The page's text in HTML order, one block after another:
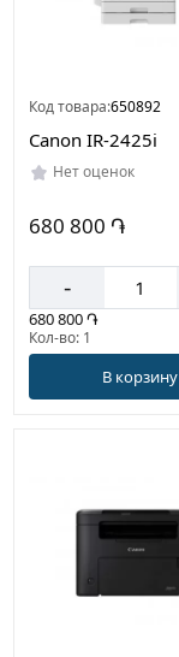
Код товара:650892
Canon IR-2425i
Нет оценок
680 800 ֏
-
680 800 ֏
Кол-во: 1
В корзину